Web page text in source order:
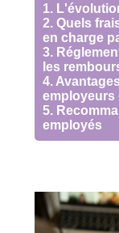
1.
2. Quels
en charge
3.
les
4.
employeurs
5.
employés